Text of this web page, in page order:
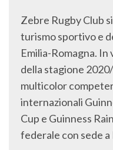
Zebre Rugby Club
turismo sportivo e
Emilia-Romagna.
della stagione
multicolor
internazionali
Cup e Guinness
federale con sede a